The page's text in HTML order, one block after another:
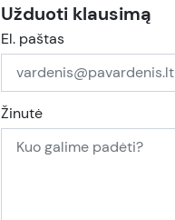
Užduoti klausimą
El. paštas
Žinutė